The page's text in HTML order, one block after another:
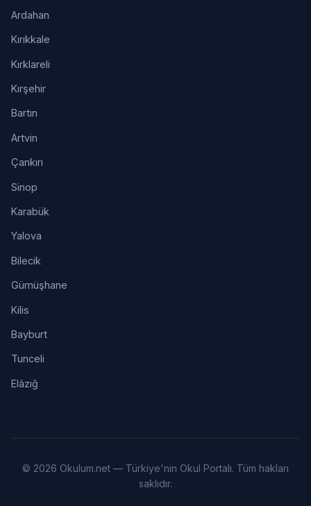
Ardahan
Kırıkkale
Kırklareli
Kırşehir
Bartın
Artvin
Çankırı
Sinop
Karabük
Yalova
Bilecik
Gümüşhane
Kilis
Bayburt
Tunceli
Elâzığ
© 2026 Okulum.net — Türkiye'nin Okul Portalı. Tüm hakları
saklıdır.